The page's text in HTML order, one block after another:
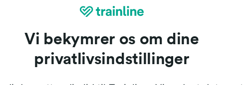
Vi bekymrer os om dine
privatlivsindstillinger